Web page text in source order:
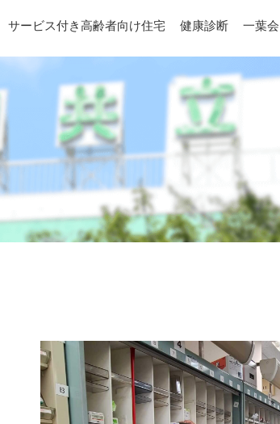
サービス付き高齢者向け住宅 健康診断 一葉会